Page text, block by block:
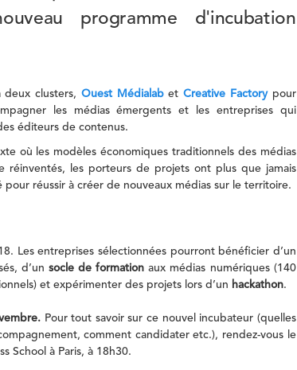
programme d'incubation
deux clusters, Ouest Médialab et Creative Factory pour
les médias émergents et les entreprises qui
éditeurs de contenus.
où les modèles économiques traditionnels des médias
réinventés, les porteurs de projets ont plus que jamais
réussir à créer de nouveaux médias sur le territoire.
Les entreprises sélectionnées pourront bénéficier d’un
d’un socle de formation aux médias numériques (140
et expérimenter des projets lors d’un hackathon.
Pour tout savoir sur ce nouvel incubateur (quelles
comment candidater etc.), rendez-vous le
School à Paris, à 18h30.